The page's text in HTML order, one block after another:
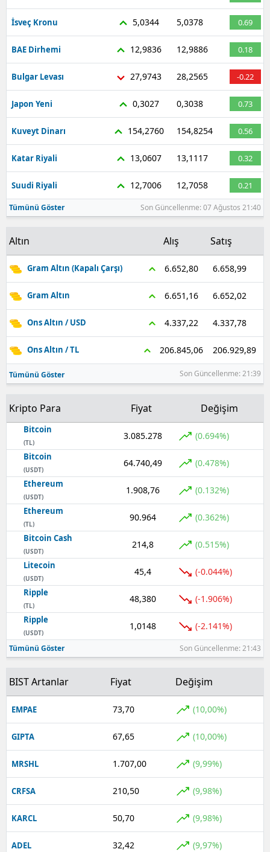
Malatya
Mardin
Muğla
Muş
Niğde
Ordu
Rize
Sakarya
Samsun
Sinop
Sivas
Tokat
Trabzon
Tunceli
Şanlıurfa
Uşak
Zonguldak
Aksaray
Bayburt
Kırıkkale
Batman
Yalova
İsveç Kronu 5,0344 5,0378 0.69
BAE Dirhemi 12,9836 12,9886 0.18
Bulgar Levası 27,9743 28,2565 -0.22
Japon Yeni 0,3027 0,3038 0.73
Kuveyt Dinarı 154,2760 154,8254 0.56
Katar Riyali 13,0607 13,1117 0.32
Suudi Riyali 12,7006 12,7058 0.21
Tümünü Göster Son Güncellenme: 07 Ağustos 21:40
Altın Alış Satış
Gram Altın (Kapalı Çarşı) 6.652,80 6.658,99
Gram Altın 6.651,16 6.652,02
Ons Altın / USD 4.337,22 4.337,78
Ons Altın / TL 206.845,06 206.929,89
Tümünü Göster Son Güncellenme: 21:39
Kripto Para Fiyat Değişim
Bitcoin
(TL)
3.085.278 (0.694%)
Bitcoin
(USDT)
64.740,49 (0.478%)
Ethereum
(USDT)
1.908,76 (0.132%)
Ethereum
(TL)
90.964 (0.362%)
Bitcoin Cash
(USDT)
214,8 (0.515%)
Litecoin
(USDT)
45,4 (-0.044%)
Ripple
(TL)
48,380 (-1.906%)
Ripple
(USDT)
1,0148 (-2.141%)
Tümünü Göster Son Güncellenme: 21:43
BIST Artanlar Fiyat Değişim
EMPAE 73,70 (10,00%)
GIPTA 67,65 (10,00%)
MRSHL 1.707,00 (9,99%)
CRFSA 210,50 (9,98%)
KARCL 50,70 (9,98%)
ADEL 32,42 (9,97%)